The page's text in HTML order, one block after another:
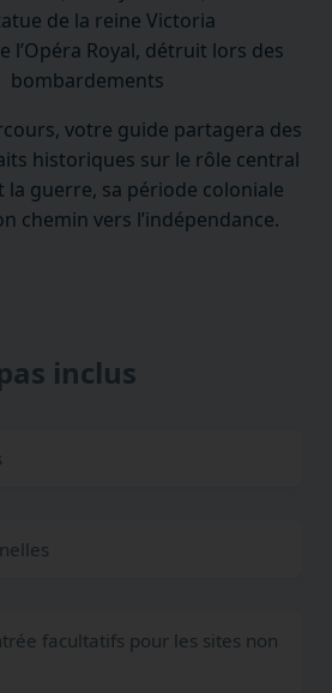
de la reine Victoria
l’Opéra Royal, détruit lors des
bombardements
votre guide partagera des
historiques sur le rôle central
la guerre, sa période coloniale
chemin vers l’indépendance.
inclus
facultatifs pour les sites non